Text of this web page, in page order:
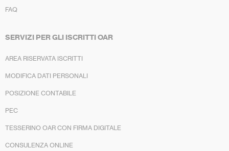
FAQ
SERVIZI PER GLI ISCRITTI OAR
AREA RISERVATA ISCRITTI
MODIFICA DATI PERSONALI
POSIZIONE CONTABILE
PEC
TESSERINO OAR CON FIRMA DIGITALE
CONSULENZA ONLINE